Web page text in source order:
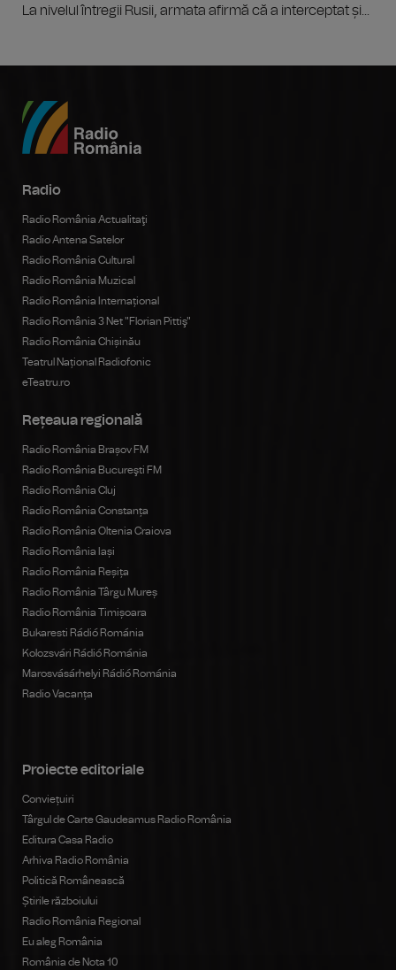
La nivelul întregii Rusii, armata afirmă că a interceptat și...
Radio
Radio România Actualitaţi
Radio Antena Satelor
Radio România Cultural
Radio România Muzical
Radio România Internațional
Radio România 3 Net "Florian Pittiş"
Radio România Chișinău
Teatrul Național Radiofonic
eTeatru.ro
Rețeaua regională
Radio România Brașov FM
Radio România Bucureşti FM
Radio România Cluj
Radio România Constanța
Radio România Oltenia Craiova
Radio România Iași
Radio România Reșița
Radio România Târgu Mureș
Radio România Timișoara
Bukaresti Rádió Románia
Kolozsvári Rádió Románia
Marosvásárhelyi Rádió Románia
Radio Vacanța
Proiecte editoriale
Conviețuiri
Târgul de Carte Gaudeamus Radio România
Editura Casa Radio
Arhiva Radio România
Politică Românească
Știrile războiului
Radio România Regional
Eu aleg România
România de Nota 10